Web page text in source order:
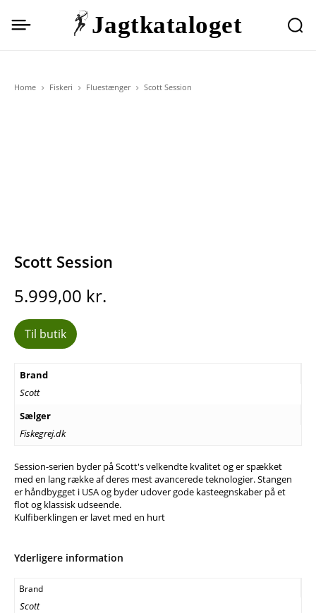
Jagtkataloget
Home Fiskeri Fluestænger Scott Session
Scott Session
5.999,00 kr.
Til butik
Brand
Scott
Sælger
Fiskegrej.dk
Session-serien byder på Scott's velkendte kvalitet og er spækket
med en lang række af deres mest avancerede teknologier. Stangen
er håndbygget i USA og byder udover gode kasteegnskaber på et
flot og klassisk udseende.
Kulfiberklingen er lavet med en hurt
Yderligere information
Brand
Scott